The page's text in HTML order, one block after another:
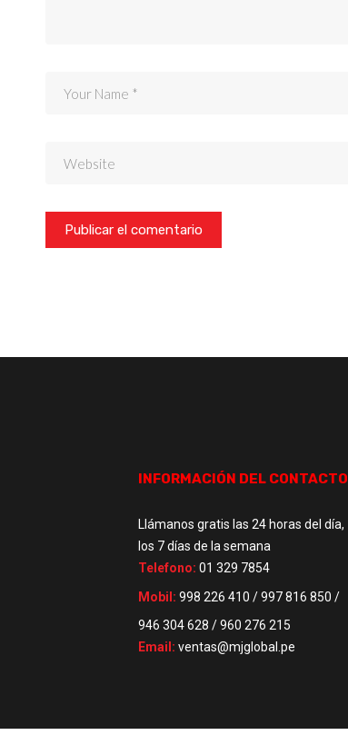
INFORMACIÓN DEL CONTACTO
Llámanos gratis las 24 horas del día,
los 7 días de la semana
Telefono: 01 329 7854
Mobil: 998 226 410 / 997 816 850 /
946 304 628 / 960 276 215
Email: ventas@mjglobal.pe